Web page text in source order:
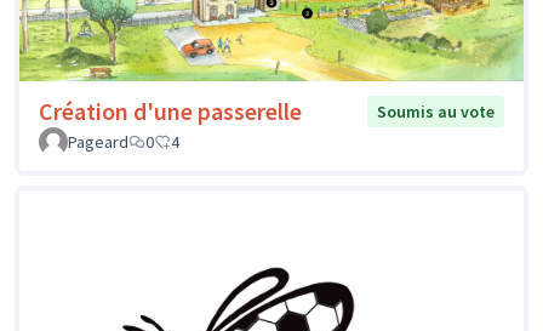
Création d'une passerelle
Soumis au vote
Pageard
0 4